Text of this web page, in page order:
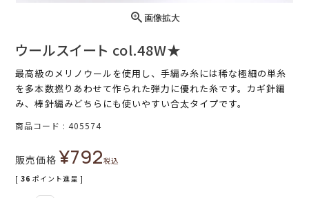
画像拡大
ウールスイート col.48W★
最高級のメリノウールを使用し、手編み糸には稀な極細の単糸
を多本数撚りあわせて作られた弾力に優れた糸です。カギ針編
み、棒針編みどちらにも使いやすい合太タイプです。
商品コード 405574
販売価格 ¥792税込
[ 36 ポイント進呈 ]